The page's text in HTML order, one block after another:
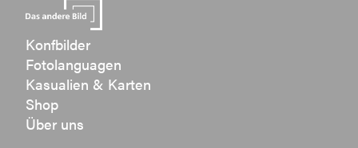
Konfbilder
Fotolanguagen
Kasualien & Karten
Shop
Über uns